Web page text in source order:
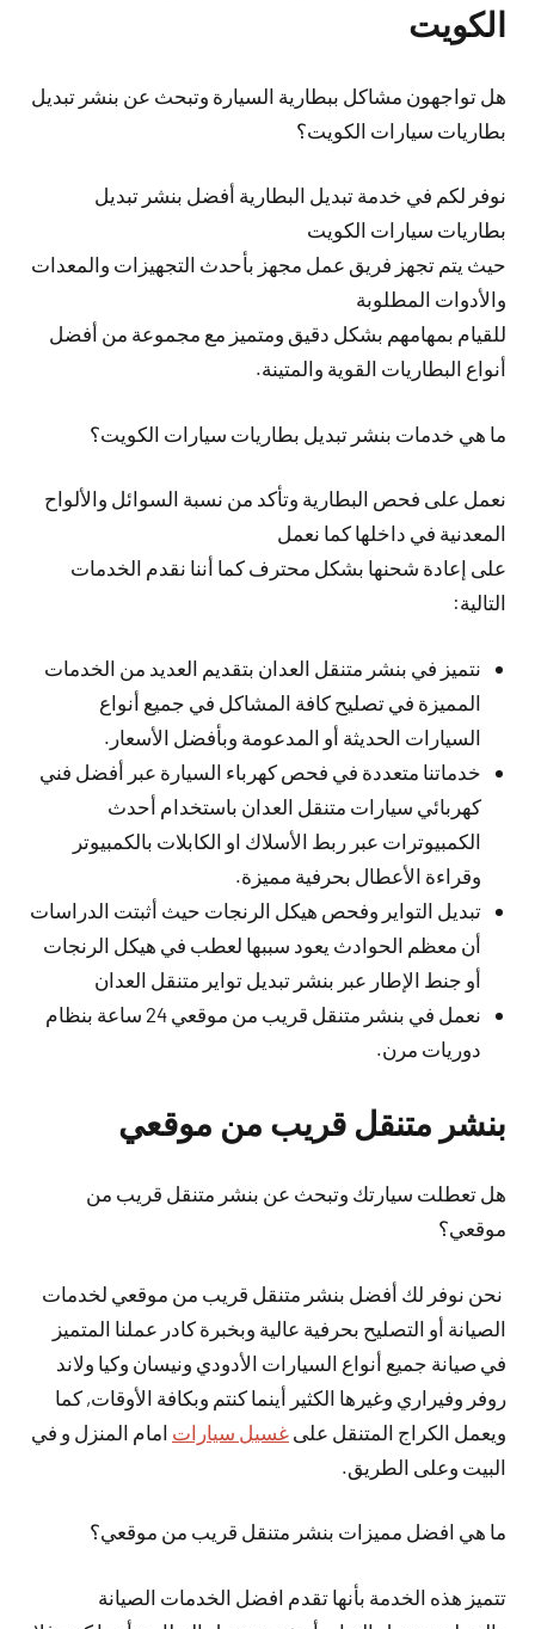
الكويت
هل تواجهون مشاكل ببطارية السيارة وتبحث عن بنشر تبديل
بطاريات سيارات الكويت؟
نوفر لكم في خدمة تبديل البطارية أفضل بنشر تبديل
بطاريات سيارات الكويت
حيث يتم تجهز فريق عمل مجهز بأحدث التجهيزات والمعدات
والأدوات المطلوبة
للقيام بمهامهم بشكل دقيق ومتميز مع مجموعة من أفضل
أنواع البطاريات القوية والمتينة.
ما هي خدمات بنشر تبديل بطاريات سيارات الكويت؟
نعمل على فحص البطارية وتأكد من نسبة السوائل والألواح
المعدنية في داخلها كما نعمل
على إعادة شحنها بشكل محترف كما أننا نقدم الخدمات
التالية:
نتميز في بنشر متنقل العدان بتقديم العديد من الخدمات
المميزة في تصليح كافة المشاكل في جميع أنواع
السيارات الحديثة أو المدعومة وبأفضل الأسعار.
خدماتنا متعددة في فحص كهرباء السيارة عبر أفضل فني
كهربائي سيارات متنقل العدان باستخدام أحدث
الكمبيوترات عبر ربط الأسلاك او الكابلات بالكمبيوتر
وقراءة الأعطال بحرفية مميزة.
تبديل التواير وفحص هيكل الرنجات حيث أثبتت الدراسات
أن معظم الحوادث يعود سببها لعطب في هيكل الرنجات
أو جنط الإطار عبر بنشر تبديل تواير متنقل العدان
نعمل في بنشر متنقل قريب من موقعي 24 ساعة بنظام
دوريات مرن.
بنشر متنقل قريب من موقعي
هل تعطلت سيارتك وتبحث عن بنشر متنقل قريب من
موقعي؟
نحن نوفر لك أفضل بنشر متنقل قريب من موقعي لخدمات
الصيانة أو التصليح بحرفية عالية وبخبرة كادر عملنا المتميز
في صيانة جميع أنواع السيارات الأدودي ونيسان وكيا ولاند
روفر وفيراري وغيرها الكثير أينما كنتم وبكافة الأوقات, كما
ويعمل الكراج المتنقل على غسيل سيارات امام المنزل و في
البيت وعلى الطريق.
ما هي افضل مميزات بنشر متنقل قريب من موقعي؟
تتميز هذه الخدمة بأنها تقدم افضل الخدمات الصيانة